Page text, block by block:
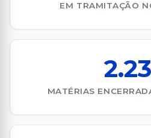
EM TRAMITAÇÃO
MATÉRIAS